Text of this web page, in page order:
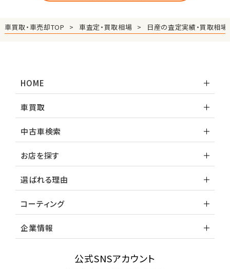
車買取・車売却TOP 車査定・買取相場 日産の査定実績・買取相場
HOME
車買取
中古車検索
お店を探す
選ばれる理由
コーティング
企業情報
公式SNSアカウント